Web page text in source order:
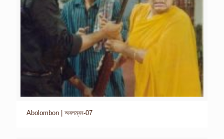
Abolombon | অবলম্বন-07